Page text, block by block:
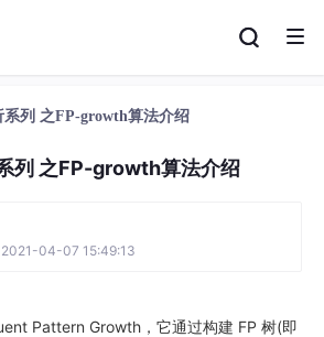
系列 之FP-growth算法介绍
列 之FP-growth算法介绍
2021-04-07 15:49:13
Pattern Growth，它通过构建 FP 树(即